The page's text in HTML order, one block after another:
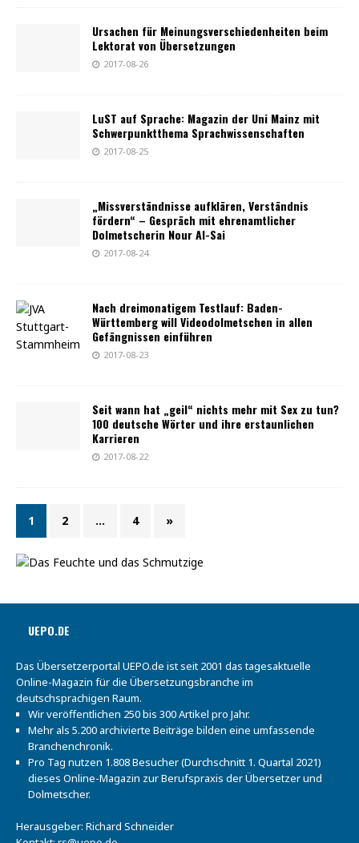
Ursachen für Meinungsverschiedenheiten beim
Lektorat von Übersetzungen
2017-08-26
LuST auf Sprache: Magazin der Uni Mainz mit
Schwerpunktthema Sprachwissenschaften
2017-08-25
„Missverständnisse aufklären, Verständnis
fördern“ – Gespräch mit ehrenamtlicher
Dolmetscherin Nour Al-Sai
2017-08-24
Nach dreimonatigem Testlauf: Baden-
Württemberg will Videodolmetschen in allen
Gefängnissen einführen
2017-08-23
Seit wann hat „geil“ nichts mehr mit Sex zu tun?
100 deutsche Wörter und ihre erstaunlichen
Karrieren
2017-08-22
1 2 … 4 »
UEPO.DE
Das Übersetzerportal UEPO.de ist seit 2001 das tagesaktuelle
Online-Magazin für die Übersetzungsbranche im
deutschsprachigen Raum.
Wir veröffentlichen 250 bis 300 Artikel pro Jahr.
Mehr als 5.200 archivierte Beiträge bilden eine umfassende
Branchenchronik.
Pro Tag nutzen 1.808 Besucher (Durchschnitt 1. Quartal 2021)
dieses Online-Magazin zur Berufspraxis der Übersetzer und
Dolmetscher.
Herausgeber: Richard Schneider